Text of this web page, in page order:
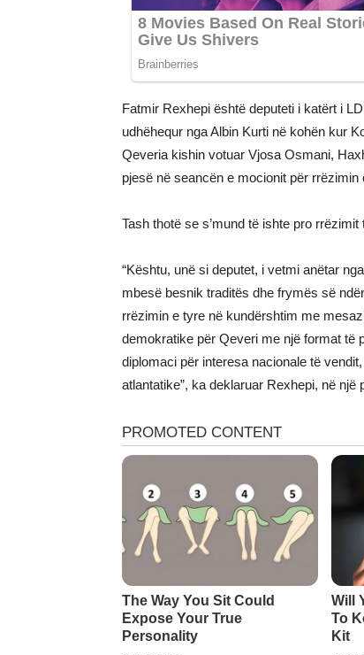
Fatmir Rexhepi është deputeti i katërt i
udhëhequr nga Albin Kurti në kohën kur
Qeveria kishin votuar Vjosa Osmani,
pjesë në seancën e mocionit për
Tash thotë se s’mund të ishte pro
“Kështu, unë si deputet, i vetmi anëtar
mbesë besnik traditës dhe frymës së
rrëzimin e tyre në kundërshtim me
demokratike për Qeveri me një format të
diplomaci për interesa nacionale të
atlantatike”, ka deklaruar Rexhepi, në